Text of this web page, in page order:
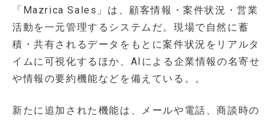
「Mazrica Sales」は、顧客情報・案件状況・営業
活動を一元管理するシステムだ。現場で自然に蓄
積・共有されるデータをもとに案件状況をリアルタ
イムに可視化するほか、AIによる企業情報の名寄せ
や情報の要約機能などを備えている。。
新たに追加された機能は、メールや電話、商談時の